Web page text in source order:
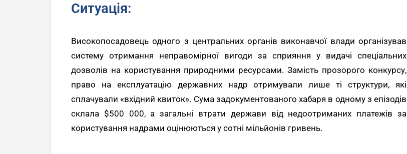
Ситуація:
Високопосадовець одного з центральних органів виконавчої влади організував
систему отримання неправомірної вигоди за сприяння у видачі спеціальних
дозволів на користування природними ресурсами. Замість прозорого конкурсу,
право на експлуатацію державних надр отримували лише ті структури, які
сплачували «вхідний квиток». Сума задокументованого хабаря в одному з епізодів
склала $500 000, а загальні втрати держави від недоотриманих платежів за
користування надрами оцінюються у сотні мільйонів гривень.